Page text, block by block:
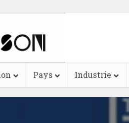
Pays Industrie